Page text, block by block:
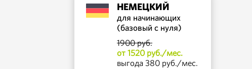
НЕМЕЦКИЙ
для начинающих
(базовый с нуля)
1900 руб.
от 1520 руб./мес.
выгода 380 руб./мес.